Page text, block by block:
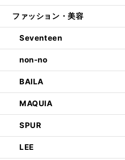
ファッション・美容
Seventeen
non-no
BAILA
MAQUIA
SPUR
LEE